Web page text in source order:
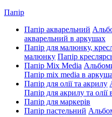
Папір
Папір акварельний
акварельний в аркушах
Папір для малюнку,
малюнку Папір
Папір Mix Media
Папір mix media в
Папір для олії та акрилу
Папір для акрилу та олії
Папір для маркерів
Папір пастельний